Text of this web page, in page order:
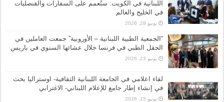
اللبنانية في الكويت: ستُعمم على السفارات والقنصليات
في الخليج والعالم
يونيو 28, 2026
“الجمعية الطبية اللبنانية – الأوروبية” جمعت العاملين في
الحقل الطبي في فرنسا خلال عشائها السنوي في باريس
يونيو 23, 2026
لقاء اعلامي في الجامعة اللبنانية الثقافية- اوستراليا بحث
في إنشاء إطار جامع للإعلام اللبناني- الاغترابي
يونيو 15, 2026